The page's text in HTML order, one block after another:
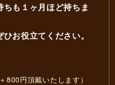
も１ヶ月ほど持ちま
お役立てください。
800円頂戴いたします）